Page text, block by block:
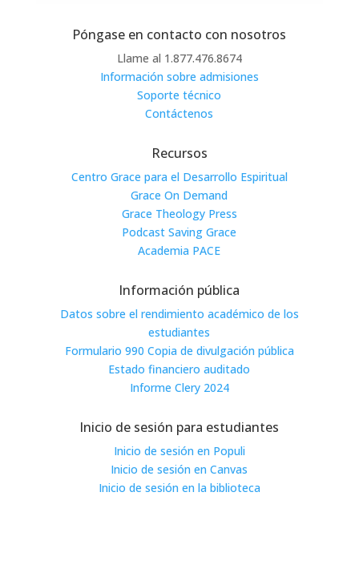
Póngase en contacto con nosotros
Llame al 1.877.476.8674
Información sobre admisiones
Soporte técnico
Contáctenos
Recursos
Centro Grace para el Desarrollo Espiritual
Grace On Demand
Grace Theology Press
Podcast Saving Grace
Academia PACE
Información pública
Datos sobre el rendimiento académico de los
estudiantes
Formulario 990 Copia de divulgación pública
Estado financiero auditado
Informe Clery 2024
Inicio de sesión para estudiantes
Inicio de sesión en Populi
Inicio de sesión en Canvas
Inicio de sesión en la biblioteca